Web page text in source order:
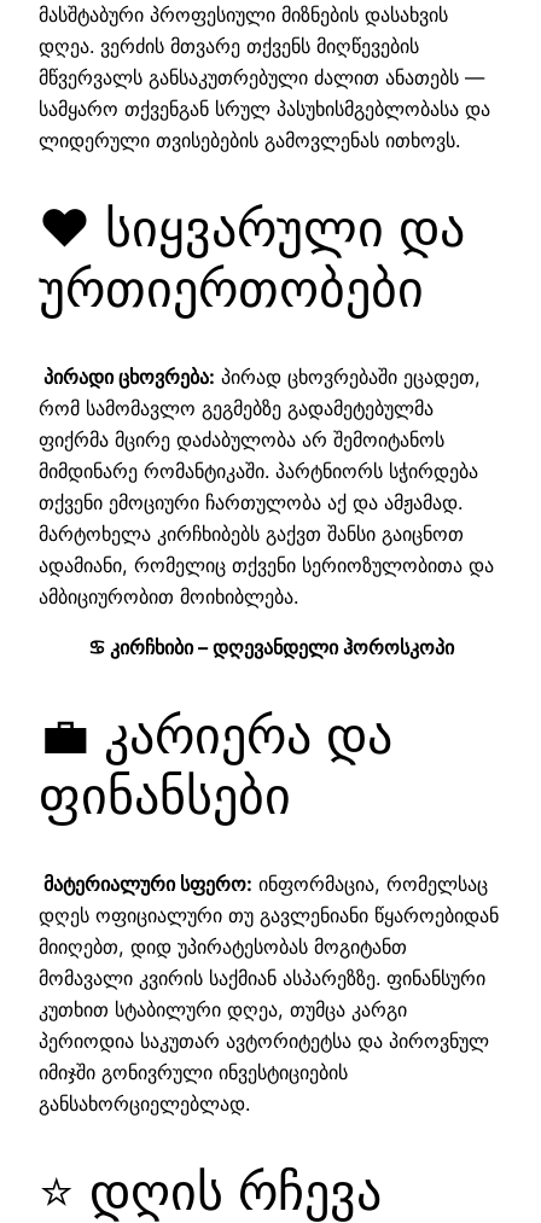
მასშტაბური პროფესიული მიზნების დასახვის
დღეა. ვერძის მთვარე თქვენს მიღწევების
მწვერვალს განსაკუთრებული ძალით ანათებს —
სამყარო თქვენგან სრულ პასუხისმგებლობასა და
ლიდერული თვისებების გამოვლენას ითხოვს.
❤️ სიყვარული და
ურთიერთობები
პირადი ცხოვრება: პირად ცხოვრებაში ეცადეთ,
რომ სამომავლო გეგმებზე გადამეტებულმა
ფიქრმა მცირე დაძაბულობა არ შემოიტანოს
მიმდინარე რომანტიკაში. პარტნიორს სჭირდება
თქვენი ემოციური ჩართულობა აქ და ამჟამად.
მარტოხელა კირჩხიბებს გაქვთ შანსი გაიცნოთ
ადამიანი, რომელიც თქვენი სერიოზულობითა და
ამბიციურობით მოიხიბლება.
♋ კირჩხიბი – დღევანდელი ჰოროსკოპი
💼 კარიერა და
ფინანსები
მატერიალური სფერო: ინფორმაცია, რომელსაც
დღეს ოფიციალური თუ გავლენიანი წყაროებიდან
მიიღებთ, დიდ უპირატესობას მოგიტანთ
მომავალი კვირის საქმიან ასპარეზზე. ფინანსური
კუთხით სტაბილური დღეა, თუმცა კარგი
პერიოდია საკუთარ ავტორიტეტსა და პიროვნულ
იმიჯში გონივრული ინვესტიციების
განსახორციელებლად.
⭐ დღის რჩევა